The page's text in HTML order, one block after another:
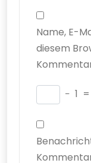
Name, E-
diesem
− 1 =